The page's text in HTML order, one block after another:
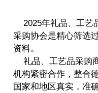
2025年礼品、工艺
采购协会是精心筛选
资料。
礼品、工艺品采购
机构紧密合作，整合
国家和地区真实，准